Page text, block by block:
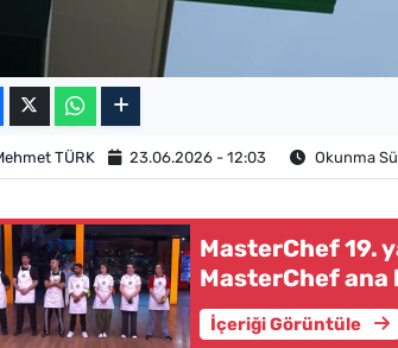
TÜRK 23.06.2026 - 12:03 Okunma
MasterChef 19.
MasterChef
İçeriği Görüntüle